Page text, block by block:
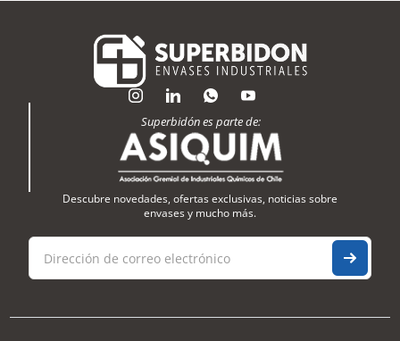
Superbidón es parte de:
Descubre novedades, ofertas exclusivas, noticias sobre
envases y mucho más.